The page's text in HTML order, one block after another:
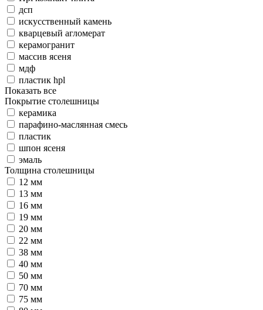
дсп
искусственный камень
кварцевый агломерат
керамогранит
массив ясеня
мдф
пластик hpl
Показать все
Покрытие столешницы
керамика
парафино-маслянная смесь
пластик
шпон ясеня
эмаль
Толщина столешницы
12 мм
13 мм
16 мм
19 мм
20 мм
22 мм
38 мм
40 мм
50 мм
70 мм
75 мм